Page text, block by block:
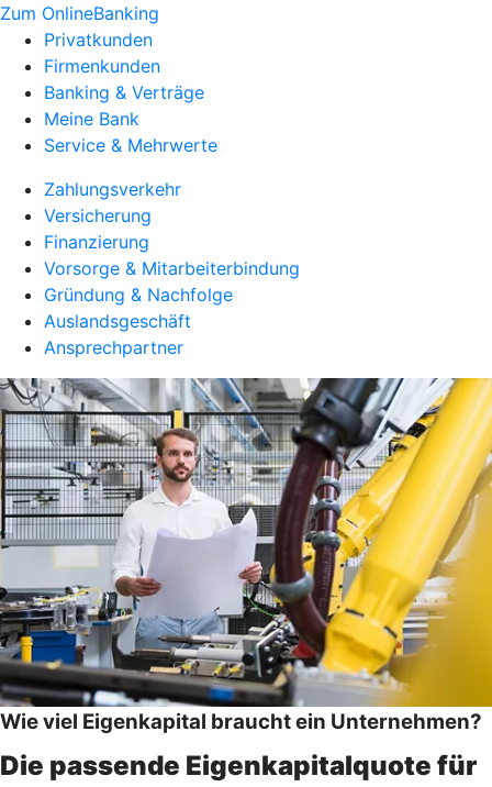
Zum OnlineBanking
Privatkunden
Firmenkunden
Banking & Verträge
Meine Bank
Service & Mehrwerte
Zahlungsverkehr
Versicherung
Finanzierung
Vorsorge & Mitarbeiterbindung
Gründung & Nachfolge
Auslandsgeschäft
Ansprechpartner
Wie viel Eigenkapital braucht ein Unternehmen?
Die passende Eigenkapitalquote für